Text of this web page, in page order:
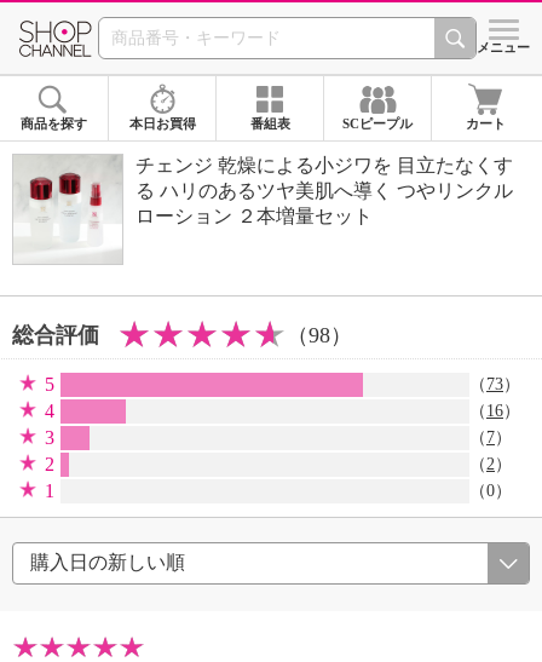
SHOP CHANNEL シメニュー
商品を探す 本日お買得 番組表 SCピープル カート
チェンジ 乾燥による小ジワを 目立たなくす
る ハリのあるツヤ美肌へ導く つやリンクル
ローション ２本増量セット
総合評価 （98）
5 （ 73）
4 （ 16）
3 （ 7）
2 （2）
1 （0）